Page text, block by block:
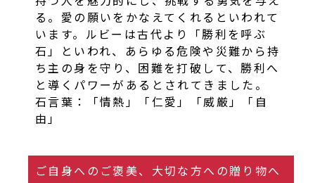
る。愛の願いをかなえてくれるといわれて
います。ルビーは古代より「勝利を呼ぶ
石」といわれ、あらゆる危険や災難から持
ち主の身を守り、困難を打破して、勝利へ
と導くパワーがあるとされてきました。
石言葉：「情熱」「仁愛」「威厳」「自
由」
ご自身へのご褒美、大切な方への贈り物へ